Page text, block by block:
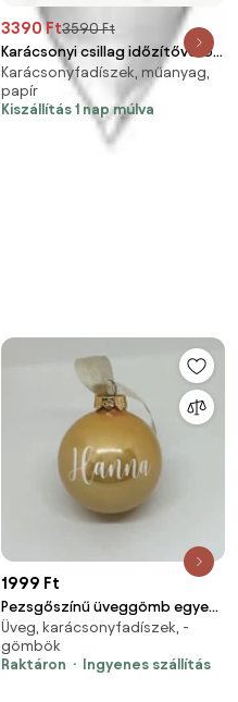
3390 Ft3590 Ft
Karácsonyi csillag időzítővel 60
cm 10LED fehér
Karácsonyfadíszek, műanyag,
papír
Kiszállítás 1 nap múlva
1999 Ft
Pezsgőszínű üveggömb egyedi
felirattal 8cm
Üveg, karácsonyfadíszek, -
gömbök
Raktáron
Ingyenes szállítás